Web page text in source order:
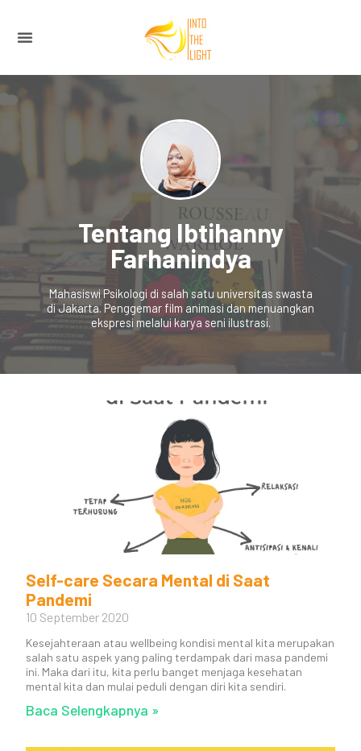
Tentang Ibtihanny
Farhanindya
Mahasiswi Psikologi di salah satu universitas swasta
di Jakarta. Penggemar film animasi dan menuangkan
ekspresi melalui karya seni ilustrasi.
Self-care Secara Mental di Saat
Pandemi
10 September 2020
Kesejahteraan atau wellbeing kondisi mental kita merupakan
salah satu aspek yang paling terdampak dari masa pandemi
ini. Maka dari itu, kita perlu banget menjaga kesehatan
mental kita dan mulai peduli dengan diri kita sendiri.
Baca Selengkapnya »